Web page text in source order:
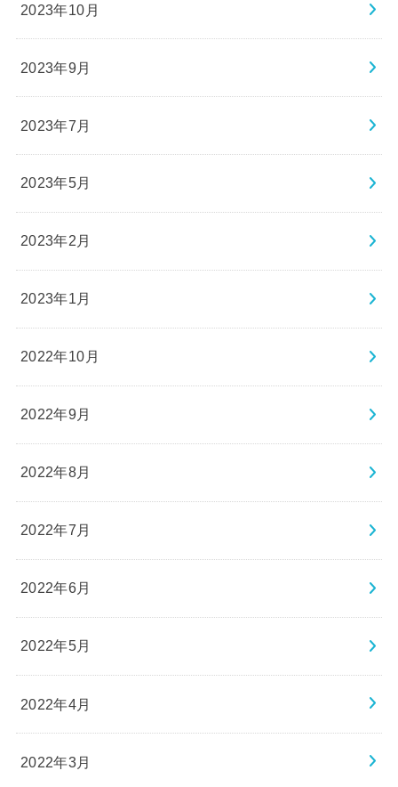
2023年10月
2023年9月
2023年7月
2023年5月
2023年2月
2023年1月
2022年10月
2022年9月
2022年8月
2022年7月
2022年6月
2022年5月
2022年4月
2022年3月